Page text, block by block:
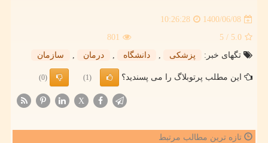
1400/06/08
10:26:28
5.0
/ 5
801
تگهای خبر:
پزشكی , دانشگاه , درمان , سازمان
این مطلب پرتوبلاگ را می پسندید؟ (1)
(0)
X
تازه ترین مطالب مرتبط